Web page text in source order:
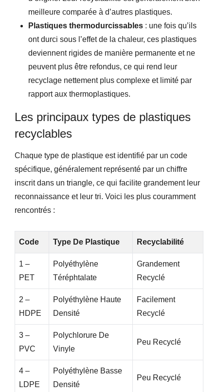
meilleure comparée à d’autres plastiques.
Plastiques thermodurcissables : une fois qu’ils
ont durci sous l’effet de la chaleur, ces plastiques
deviennent rigides de manière permanente et ne
peuvent plus être refondus, ce qui rend leur
recyclage nettement plus complexe et limité par
rapport aux thermoplastiques.
Les principaux types de plastiques
recyclables
Chaque type de plastique est identifié par un code
spécifique, généralement représenté par un chiffre
inscrit dans un triangle, ce qui facilite grandement leur
reconnaissance et leur tri. Voici les plus couramment
rencontrés :
Code Type De Plastique Recyclabilité
1 –
PET
Polyéthylène
Téréphtalate
Grandement
Recyclé
2 –
HDPE
Polyéthylène Haute
Densité
Facilement
Recyclé
3 –
PVC
Polychlorure De
Vinyle
Peu Recyclé
4 –
LDPE
Polyéthylène Basse
Densité
Peu Recyclé